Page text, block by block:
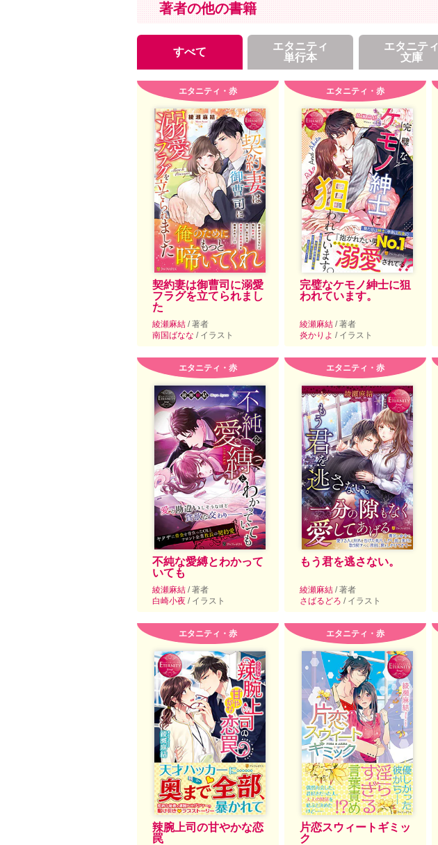
著者の他の書籍
すべて
エタニティ
単行本
エタニティ
文庫
エタニティ・赤
契約妻は御曹司に溺愛
フラグを立てられまし
た
綾瀬麻結 / 著者
南国ばなな / イラスト
エタニティ・赤
完璧なケモノ紳士に狙
われています。
綾瀬麻結 / 著者
炎かりよ / イラスト
エタニティ・赤
不純な愛縛とわかって
いても
綾瀬麻結 / 著者
白崎小夜 / イラスト
エタニティ・赤
もう君を逃さない。
綾瀬麻結 / 著者
さばるどろ / イラスト
エタニティ・赤
辣腕上司の甘やかな恋
罠
エタニティ・赤
片恋スウィートギミッ
ク